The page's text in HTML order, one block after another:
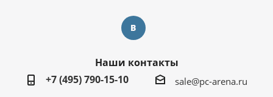
Наши контакты
+7 (495) 790-15-10
sale@pc-arena.ru